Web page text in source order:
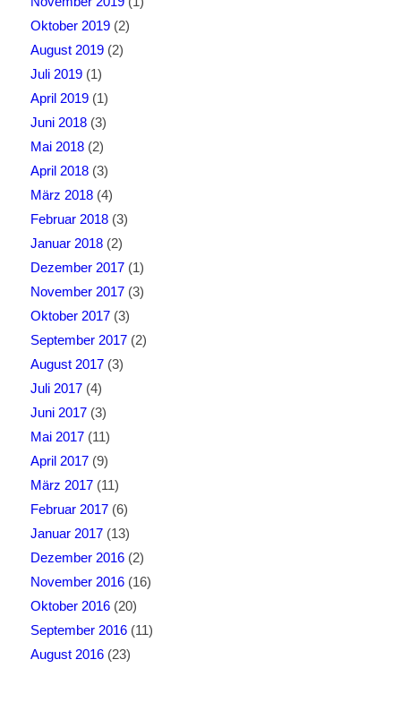
Oktober 2019(2)
August 2019(2)
Juli 2019(1)
April 2019(1)
Juni 2018(3)
Mai 2018(2)
April 2018(3)
März 2018(4)
Februar 2018(3)
Januar 2018(2)
Dezember 2017(1)
November 2017(3)
Oktober 2017(3)
September 2017(2)
August 2017(3)
Juli 2017(4)
Juni 2017(3)
Mai 2017(11)
April 2017(9)
März 2017(11)
Februar 2017(6)
Januar 2017(13)
Dezember 2016(2)
November 2016(16)
Oktober 2016(20)
September 2016(11)
August 2016(23)